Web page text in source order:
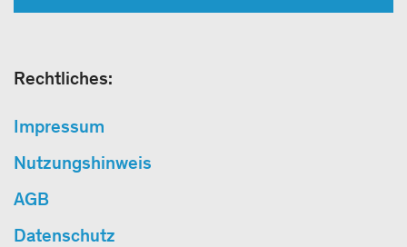
Rechtliches:
Impressum
Nutzungshinweis
AGB
Datenschutz